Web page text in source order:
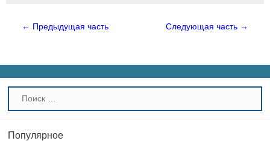
← Предыдущая часть Следующая часть →
Популярное